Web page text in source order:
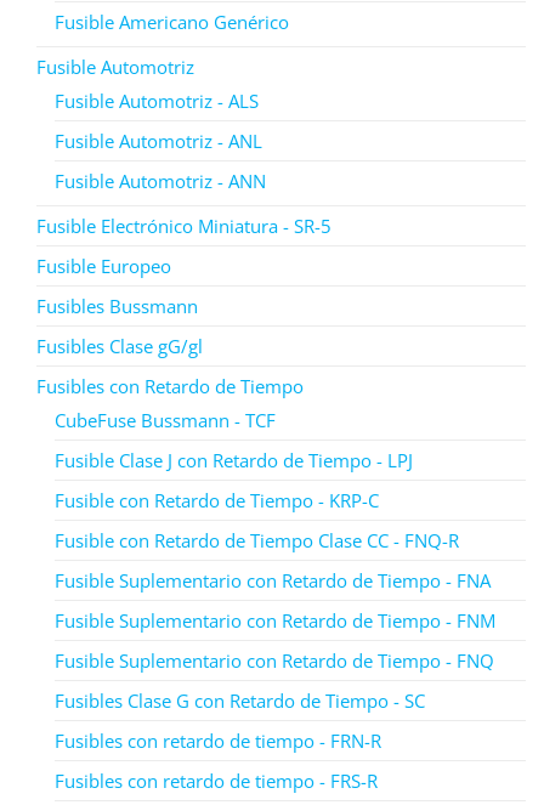
Fusible Americano Genérico
Fusible Automotriz
Fusible Automotriz - ALS
Fusible Automotriz - ANL
Fusible Automotriz - ANN
Fusible Electrónico Miniatura - SR-5
Fusible Europeo
Fusibles Bussmann
Fusibles Clase gG/gl
Fusibles con Retardo de Tiempo
CubeFuse Bussmann - TCF
Fusible Clase J con Retardo de Tiempo - LPJ
Fusible con Retardo de Tiempo - KRP-C
Fusible con Retardo de Tiempo Clase CC - FNQ-R
Fusible Suplementario con Retardo de Tiempo - FNA
Fusible Suplementario con Retardo de Tiempo - FNM
Fusible Suplementario con Retardo de Tiempo - FNQ
Fusibles Clase G con Retardo de Tiempo - SC
Fusibles con retardo de tiempo - FRN-R
Fusibles con retardo de tiempo - FRS-R